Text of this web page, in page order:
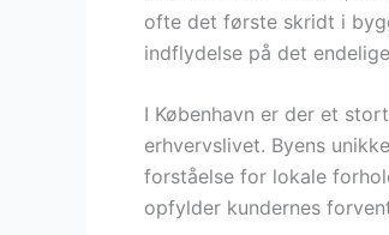
ofte det første skridt i
indflydelse på det
I København er der et
erhvervslivet. Byens
forståelse for lokale
opfylder kundernes